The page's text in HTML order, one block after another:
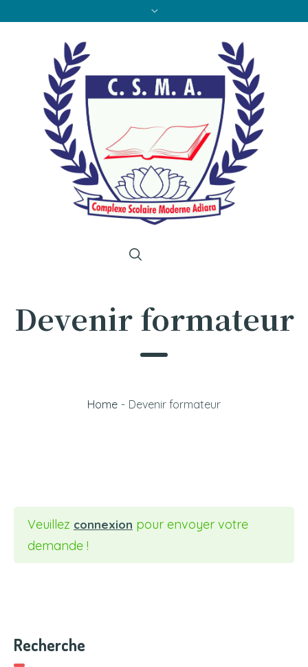
Devenir formateur
Home - Devenir formateur
Veuillez connexion pour envoyer votre
demande !
Recherche